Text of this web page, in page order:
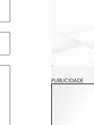
PUBLICIDADE